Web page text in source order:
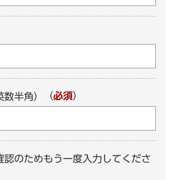
半角） （必須）
認のためもう一度入力してくださ